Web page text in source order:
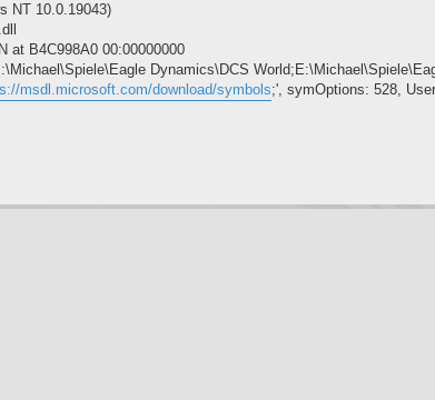
NT 10.0.19043)
at B4C998A0 00:00000000
Dynamics\DCS
msdl.microsoft.com/download/symbols;', symOptions: 528,